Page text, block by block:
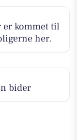
er kommet til
her.
bider